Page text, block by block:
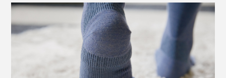
も朝と夕方とでは、アーチの角度が違うそうです。